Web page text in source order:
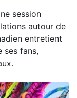
session
autour de
entretient
ses fans,